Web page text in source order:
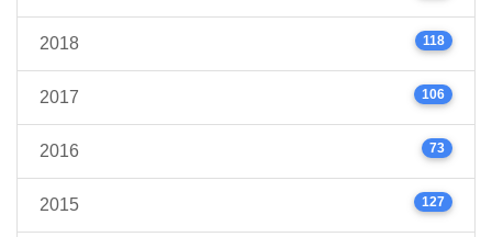
2018 118
2017 106
2016 73
2015 127